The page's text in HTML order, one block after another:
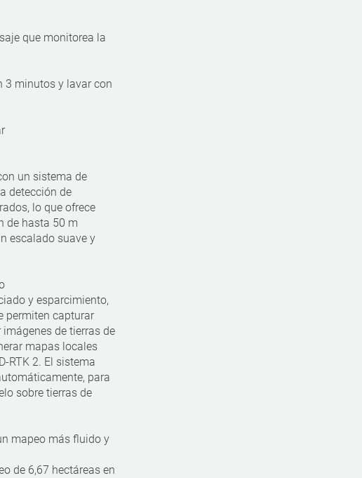
que monitorea la
3 minutos y lavar con
un sistema de
detección de
lo que ofrece
de hasta 50 m
escalado suave y
y esparcimiento,
permiten capturar
de tierras de
mapas locales
RTK 2. El sistema
para
sobre tierras de
mapeo más fluido y
de 6,67 hectáreas en